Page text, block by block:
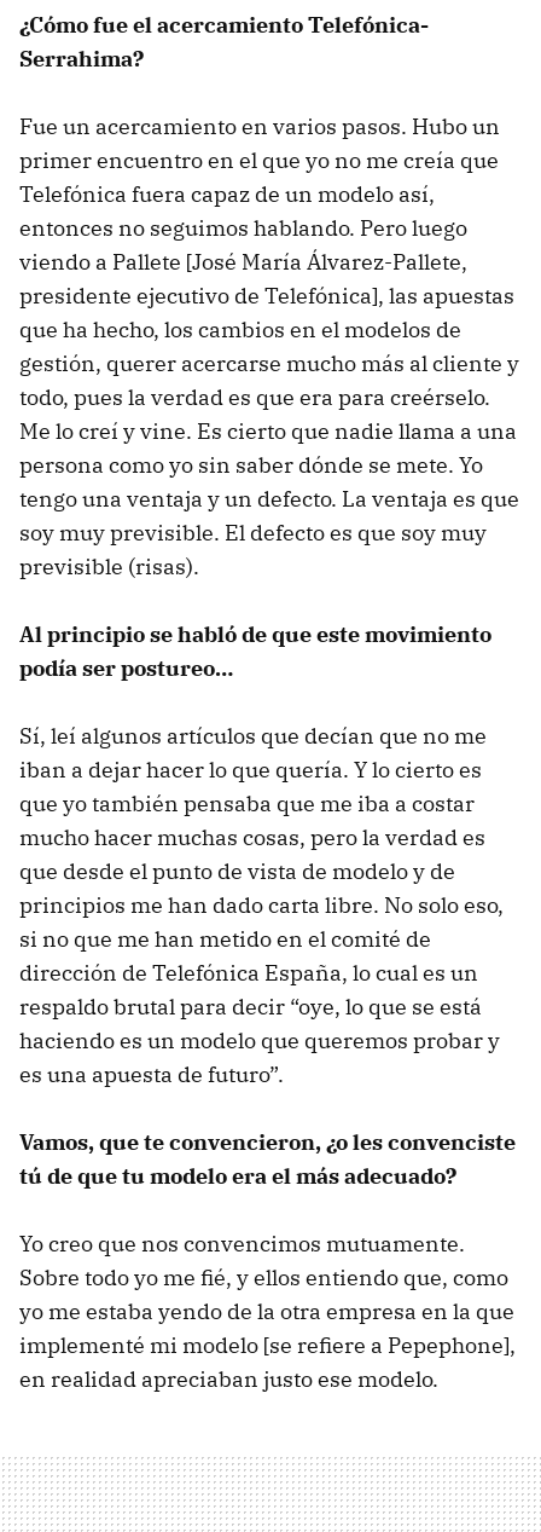
¿Cómo fue el acercamiento Telefónica-
Serrahima?
Fue un acercamiento en varios pasos. Hubo un
primer encuentro en el que yo no me creía que
Telefónica fuera capaz de un modelo así,
entonces no seguimos hablando. Pero luego
viendo a Pallete [José María Álvarez-Pallete,
presidente ejecutivo de Telefónica], las apuestas
que ha hecho, los cambios en el modelos de
gestión, querer acercarse mucho más al cliente y
todo, pues la verdad es que era para creérselo.
Me lo creí y vine. Es cierto que nadie llama a una
persona como yo sin saber dónde se mete. Yo
tengo una ventaja y un defecto. La ventaja es que
soy muy previsible. El defecto es que soy muy
previsible (risas).
Al principio se habló de que este movimiento
podía ser postureo…
Sí, leí algunos artículos que decían que no me
iban a dejar hacer lo que quería. Y lo cierto es
que yo también pensaba que me iba a costar
mucho hacer muchas cosas, pero la verdad es
que desde el punto de vista de modelo y de
principios me han dado carta libre. No solo eso,
si no que me han metido en el comité de
dirección de Telefónica España, lo cual es un
respaldo brutal para decir “oye, lo que se está
haciendo es un modelo que queremos probar y
es una apuesta de futuro”.
Vamos, que te convencieron, ¿o les convenciste
tú de que tu modelo era el más adecuado?
Yo creo que nos convencimos mutuamente.
Sobre todo yo me fié, y ellos entiendo que, como
yo me estaba yendo de la otra empresa en la que
implementé mi modelo [se refiere a Pepephone],
en realidad apreciaban justo ese modelo.